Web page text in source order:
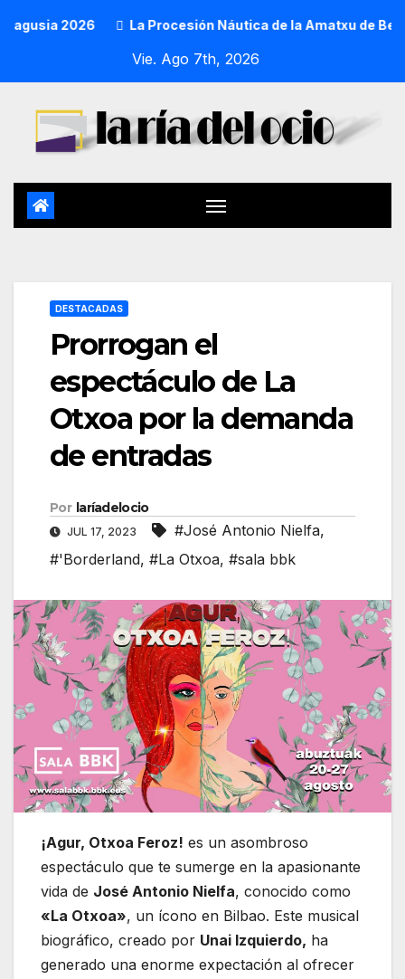
2026 La Procesión Náutica de la Amatxu de Begoña
Vie. Ago 7th, 2026
DESTACADAS
Prorrogan el
espectáculo de La
Otxoa por la demanda
de entradas
Por laríadelocio
JUL 17, 2023 #José Antonio Nielfa,
#'Borderland, #La Otxoa, #sala bbk
¡Agur, Otxoa Feroz! es un asombroso
espectáculo que te sumerge en la apasionante
vida de José Antonio Nielfa, conocido como
«La Otxoa», un ícono en Bilbao. Este musical
biográfico, creado por Unai Izquierdo, ha
generado una enorme expectación al ofrecer